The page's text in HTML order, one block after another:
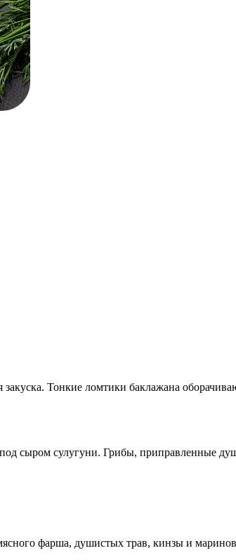
Тонкие ломтики баклажана
сыром сулугуни. Грибы, приправленные
фарша, душистых трав, кинзы и